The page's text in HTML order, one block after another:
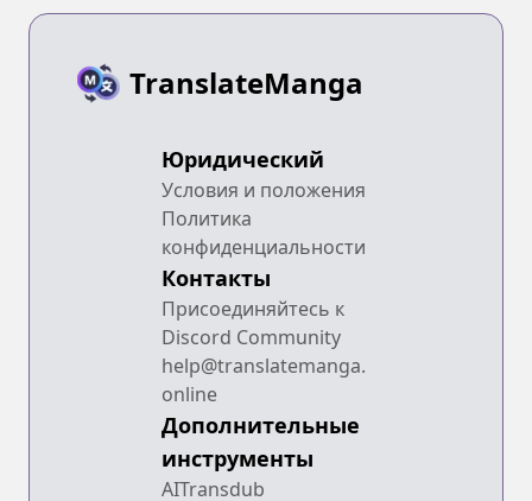
TranslateManga
Юридический
Условия и положения
Политика
конфиденциальности
Контакты
Присоединяйтесь к
Discord Community
help@translatemanga.
online
Дополнительные
инструменты
AITransdub